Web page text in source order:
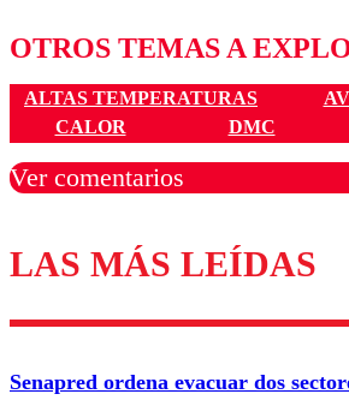
OTROS TEMAS A
ALTAS TEMPERATURAS
CALOR
DMC
Ver comentarios
Los comentarios son moderados
diálogo respetuoso.
Nombre
Correo
LAS MÁS LEÍDAS
Senapred ordena evacuar dos